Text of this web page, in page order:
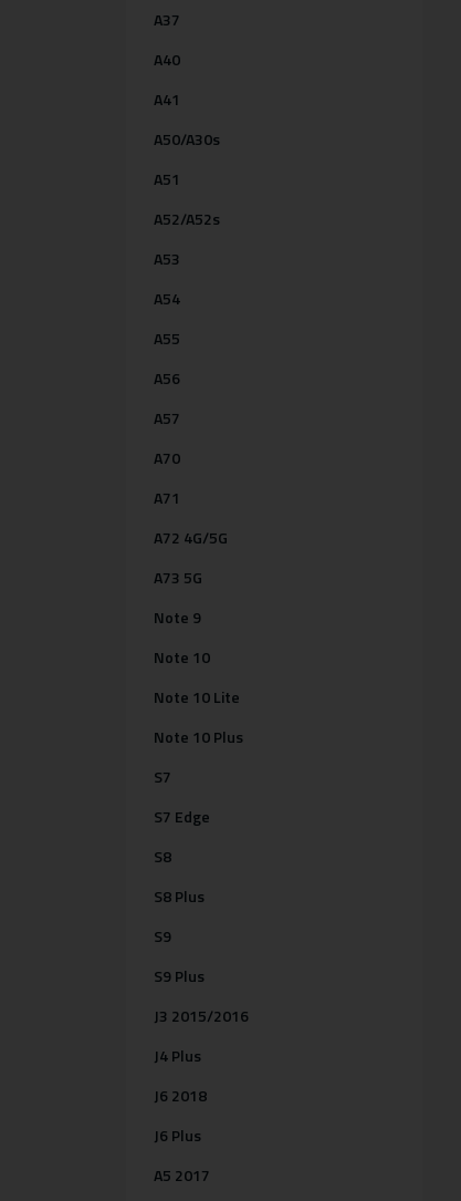
A37
A40
A41
A50/A30s
A51
A52/A52s
A53
A54
A55
A56
A57
A70
A71
A72 4G/5G
A73 5G
Note 9
Note 10
Note 10 Lite
Note 10 Plus
S7
S7 Edge
S8
S8 Plus
S9
S9 Plus
J3 2015/2016
J4 Plus
J6 2018
J6 Plus
A5 2017